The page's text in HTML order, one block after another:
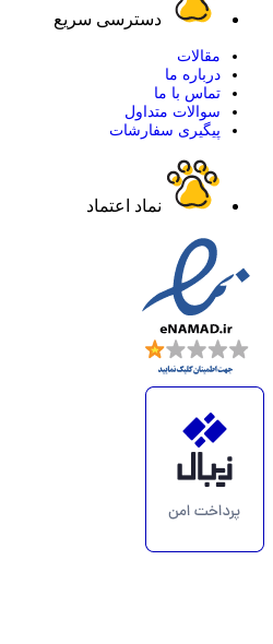
دسترسی سریع
مقالات
درباره ما
تماس با ما
سوالات متداول
پیگیری سفارشات
نماد اعتماد